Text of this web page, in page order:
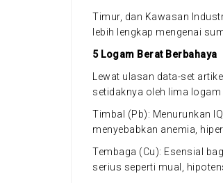
Timur, dan Kawasan
lebih lengkap mengenai
5 Logam Berat Berbahaya
Lewat ulasan data-set
setidaknya oleh lima
Timbal (Pb): Menurunkan
menyebabkan anemia,
Tembaga (Cu): Esensial
serius seperti mual,